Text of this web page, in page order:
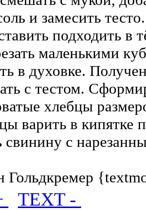
и замесить
подходить в
маленькими
в духовке.
с тестом.
хлебцы
варить в кипятке
свинину с
TEXT -